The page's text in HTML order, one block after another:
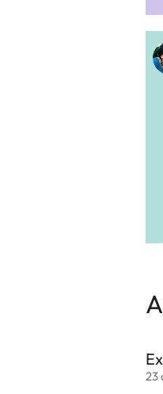
23